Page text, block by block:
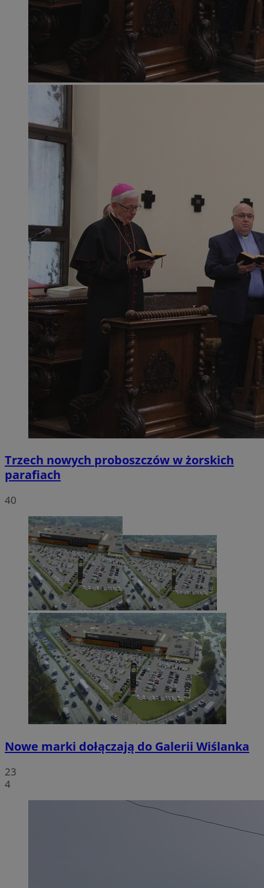
Trzech nowych proboszczów w żorskich
parafiach
40
Nowe marki dołączają do Galerii Wiślanka
23
4